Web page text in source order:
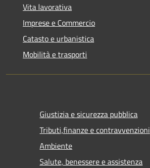
Vita lavorativa
Imprese e Commercio
Catasto e urbanistica
Mobilità e trasporti
Giustizia e sicurezza pubblica
Tributi,finanze e contravvenzioni
Ambiente
Salute, benessere e assistenza